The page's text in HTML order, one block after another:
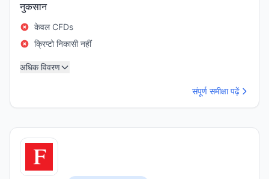
नुकसान
केवल CFDs
क्रिप्टो निकासी नहीं
अधिक विवरण
संपूर्ण समीक्षा पढ़ें